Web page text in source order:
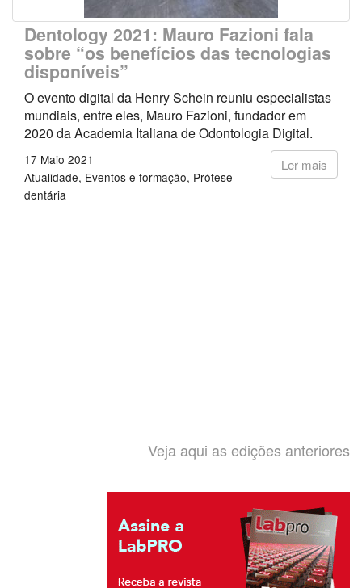
Dentology 2021: Mauro Fazioni fala
sobre “os benefícios das tecnologias
disponíveis”
O evento digital da Henry Schein reuniu especialistas
mundiais, entre eles, Mauro Fazioni, fundador em
2020 da Academia Italiana de Odontologia Digital.
Ler mais
17 Maio 2021
Atualidade Eventos e formação Prótese
dentária
Veja aqui as edições anteriores